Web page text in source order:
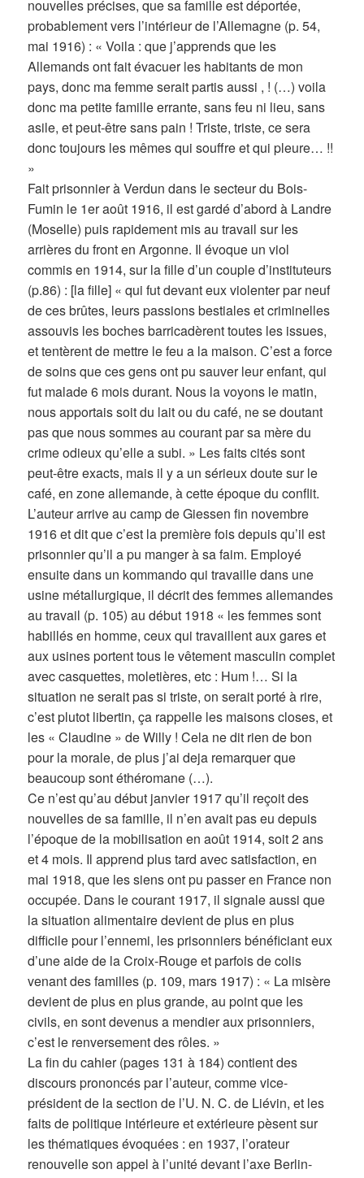
nouvelles précises, que sa famille est déportée,
probablement vers l’intérieur de l’Allemagne (p. 54,
mai 1916) : « Voila : que j’apprends que les
Allemands ont fait évacuer les habitants de mon
pays, donc ma femme serait partis aussi , ! (…) voila
donc ma petite famille errante, sans feu ni lieu, sans
asile, et peut-être sans pain ! Triste, triste, ce sera
donc toujours les mêmes qui souffre et qui pleure… !!
»
Fait prisonnier à Verdun dans le secteur du Bois-
Fumin le 1er août 1916, il est gardé d’abord à Landre
(Moselle) puis rapidement mis au travail sur les
arrières du front en Argonne. Il évoque un viol
commis en 1914, sur la fille d’un couple d’instituteurs
(p.86) : [la fille] « qui fut devant eux violenter par neuf
de ces brûtes, leurs passions bestiales et criminelles
assouvis les boches barricadèrent toutes les issues,
et tentèrent de mettre le feu a la maison. C’est a force
de soins que ces gens ont pu sauver leur enfant, qui
fut malade 6 mois durant. Nous la voyons le matin,
nous apportais soit du lait ou du café, ne se doutant
pas que nous sommes au courant par sa mère du
crime odieux qu’elle a subi. » Les faits cités sont
peut-être exacts, mais il y a un sérieux doute sur le
café, en zone allemande, à cette époque du conflit.
L’auteur arrive au camp de Giessen fin novembre
1916 et dit que c’est la première fois depuis qu’il est
prisonnier qu’il a pu manger à sa faim. Employé
ensuite dans un kommando qui travaille dans une
usine métallurgique, il décrit des femmes allemandes
au travail (p. 105) au début 1918 « les femmes sont
habillés en homme, ceux qui travaillent aux gares et
aux usines portent tous le vêtement masculin complet
avec casquettes, moletières, etc : Hum !… Si la
situation ne serait pas si triste, on serait porté à rire,
c’est plutot libertin, ça rappelle les maisons closes, et
les « Claudine » de Willy ! Cela ne dit rien de bon
pour la morale, de plus j’ai deja remarquer que
beaucoup sont éthéromane (…).
Ce n’est qu’au début janvier 1917 qu’il reçoit des
nouvelles de sa famille, il n’en avait pas eu depuis
l’époque de la mobilisation en août 1914, soit 2 ans
et 4 mois. Il apprend plus tard avec satisfaction, en
mai 1918, que les siens ont pu passer en France non
occupée. Dans le courant 1917, il signale aussi que
la situation alimentaire devient de plus en plus
difficile pour l’ennemi, les prisonniers bénéficiant eux
d’une aide de la Croix-Rouge et parfois de colis
venant des familles (p. 109, mars 1917) : « La misère
devient de plus en plus grande, au point que les
civils, en sont devenus a mendier aux prisonniers,
c’est le renversement des rôles. »
La fin du cahier (pages 131 à 184) contient des
discours prononcés par l’auteur, comme vice-
président de la section de l’U. N. C. de Liévin, et les
faits de politique intérieure et extérieure pèsent sur
les thématiques évoquées : en 1937, l’orateur
renouvelle son appel à l’unité devant l’axe Berlin-